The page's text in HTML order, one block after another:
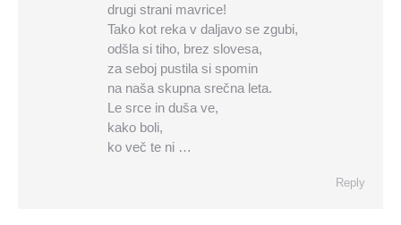
drugi strani mavrice!
Tako kot reka v daljavo se zgubi,
odšla si tiho, brez slovesa,
za seboj pustila si spomin
na naša skupna srečna leta.
Le srce in duša ve,
kako boli,
ko več te ni …
Reply